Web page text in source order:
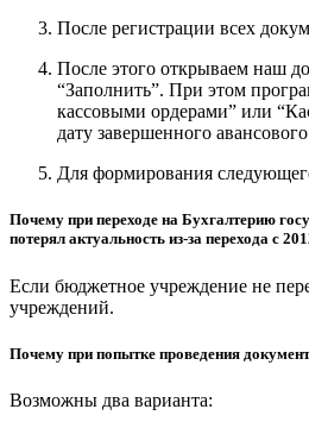
После регистрации всех
После этого открываем наш
“Заполнить”. При этом
кассовыми ордерами” или
дату завершенного
Для формирования
Почему при переходе на Бухгалтерию
потерял актуальность из-за перехода с
Если бюджетное учреждение не
учреждений.
Почему при попытке проведения
Возможны два варианта: